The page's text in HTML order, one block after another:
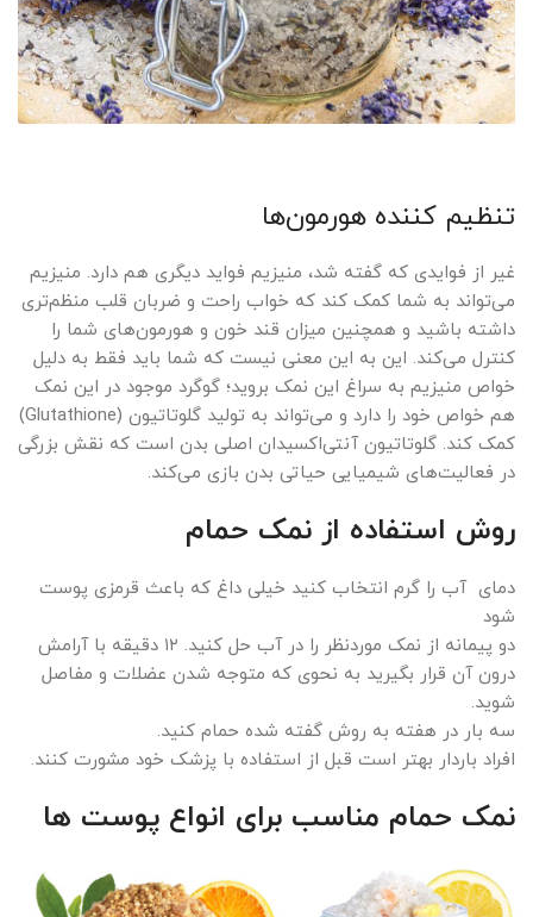
تنظیم کننده هورمون‌ها
غیر از فوایدی که گفته شد، منیزیم فواید دیگری هم دارد. منیزیم
می‌تواند به شما کمک کند که خواب راحت و ضربان قلب منظم‌تری
داشته باشید و همچنین میزان قند خون و هورمون‌های شما را
کنترل می‌کند. این به این معنی نیست که شما باید فقط به دلیل
خواص منیزیم به سراغ این نمک بروید؛ گوگرد موجود در این نمک
هم خواص خود را دارد‌ و می‌تواند به تولید گلوتاتیون (Glutathione)
کمک کند. گلوتاتیون آنتی‌اکسیدان اصلی بدن است که نقش بزرگی
در فعالیت‌های شیمیایی حیاتی بدن بازی می‌کند.
روش استفاده از نمک حمام
دمای آب را گرم انتخاب کنید خیلی داغ که باعث قرمزی پوست
شود
دو پیمانه از نمک موردنظر را در آب حل کنید. ۱۲ دقیقه با آرامش
درون آن قرار بگیرید به نحوی که متوجه شدن عضلات و مفاصل
شوید.
سه بار در هفته به روش گفته شده حمام کنید.
افراد باردار بهتر است قبل از استفاده با پزشک خود مشورت کنند.
نمک حمام مناسب برای انواع پوست ها